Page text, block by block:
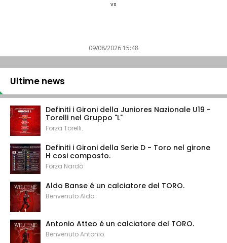
vs
09/08/2026 15:48
Ultime news
Definiti i Gironi della Juniores Nazionale U19 -
Torelli nel Gruppo "L"
Forza Torelli.
Definiti i Gironi della Serie D - Toro nel girone
H cosi composto.
Forza Nardò
Aldo Banse é un calciatore del TORO.
Benvenuto Aldo.
Antonio Atteo é un calciatore del TORO.
Benvenuto Antonio.